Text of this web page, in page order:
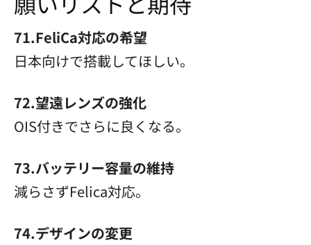
71.FeliCa対応の希望
日本向けで搭載してほしい。
72.望遠レンズの強化
OIS付きでさらに良くなる。
73.バッテリー容量の維持
減らさずFelica対応。
74.デザインの変更